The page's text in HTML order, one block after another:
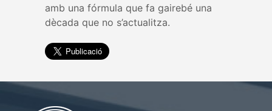
amb una fórmula que fa gairebé una
dècada que no s’actualitza.